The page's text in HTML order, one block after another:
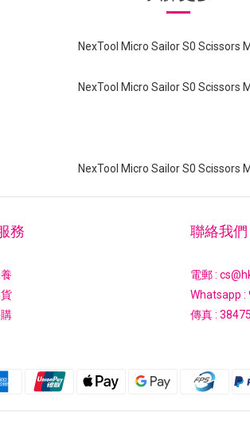
務 聯絡我們
電郵 :
Whatsapp :
傳真 :